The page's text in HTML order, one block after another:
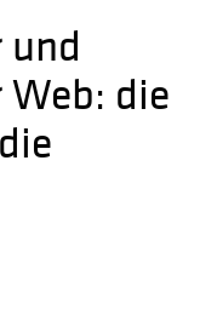
die